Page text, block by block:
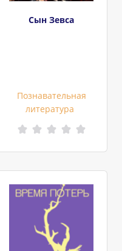
Сын Зевса
Познавательная
литература